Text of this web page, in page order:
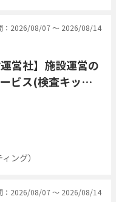
：2026/08/07 〜 2026/08/14
営社】施設運営の
ビス(検査キット
ング）
：2026/08/07 〜 2026/08/14